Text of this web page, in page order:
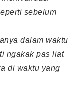
sebelum
dalam waktu
ngakak pas liat
di waktu yang